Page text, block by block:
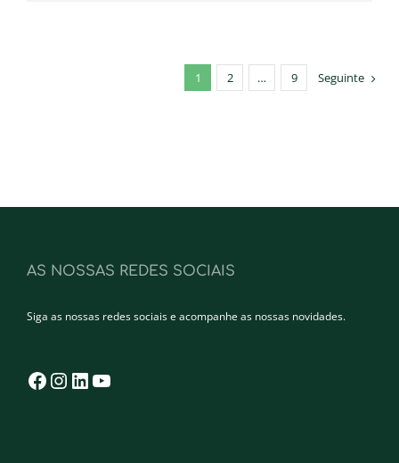
1 2 … 9 Seguinte
AS NOSSAS REDES SOCIAIS
Siga as nossas redes sociais e acompanhe as nossas novidades.
Facebook
Instagram
LinkedIn